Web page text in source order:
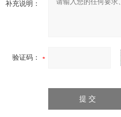
补充说明：
验证码：